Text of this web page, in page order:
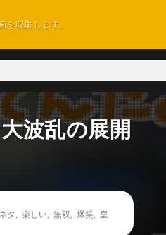
収集します。
波乱の展開
タ 楽しい 無双 爆笑
皇